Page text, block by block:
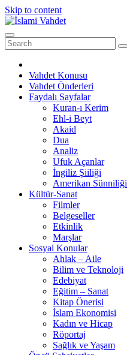
Skip to content
Vahdet Konusu
Vahdet Önderleri
Faydalı Sayfalar
Kuran-ı Kerim
Ehl-i Beyt
Akaid
Dua
Analiz
Ufuk Açanlar
İngiliz Şiiliği
Amerikan Sünniliği
Kültür-Sanat
Filmler
Belgeseller
Etkinlik
Marşlar
Sosyal Konular
Ahlak – Aile
Bilim ve Teknoloji
Edebiyat
Eğitim – Sanat
Kitap Önerisi
İslam Ekonomisi
Kadın ve Hicap
Röportaj
Sağlık ve Yaşam